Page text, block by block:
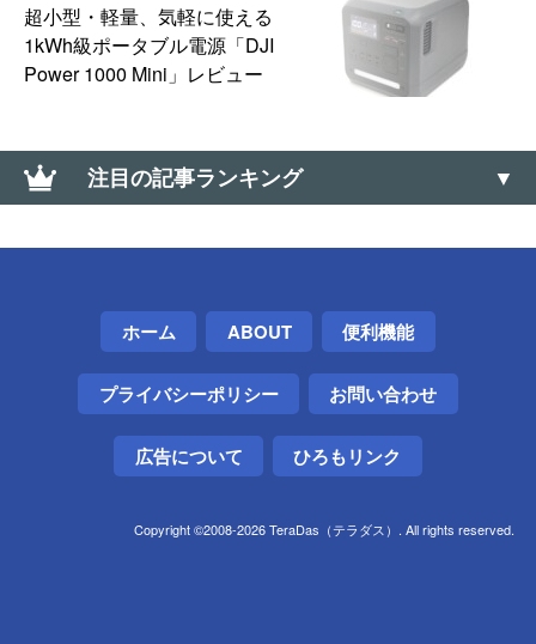
超小型・軽量、気軽に使える
1kWh級ポータブル電源「DJI
Power 1000 Mini」レビュー
注目の記事ランキング
AndroidからアプリのAPKファイルを取り出す・バッ
クアップ方法
【ドミノ・ピザ】Lサイズ半額クーポンが当たる「ミ
戦できる
Cleanup Utility」
ホーム ABOUT 便利機能
プライバシーポリシー お問い合わせ
広告について ひろもリンク
Copyright ©2008-2026 TeraDas（テラダス）. All rights reserved.